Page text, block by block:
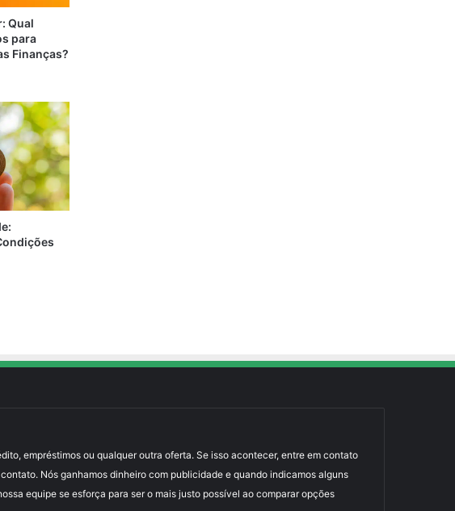
Qual
para
Finanças?
empréstimos ou qualquer outra oferta. Se isso acontecer, entre em contato
Nós ganhamos dinheiro com publicidade e quando indicamos alguns
equipe se esforça para ser o mais justo possível ao comparar opções